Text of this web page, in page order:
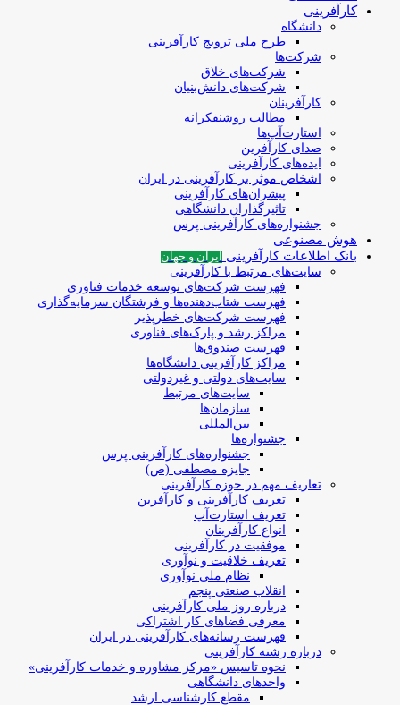
کارآفرینی
دانشگاه
طرح ملی ترویج کارآفرینی
شرکت‌ها
شرکت‌های خلاق
شرکت‌های دانش‌بنیان
کارآفرینان
مطالب روشنفکرانه
استارت‌آپ‌ها
صدای کارآفرین
ایده‌های کارآفرینی
اشخاص موثر بر کارآفرینی در ایران
پیشران‌های کارآفرینی
تاثیرگذاران دانشگاهی
جشنواره‌های کارآفرینی‌ پرس
هوش مصنوعی
بانک اطلاعات کارآفرینی
ایران و جهان
سایت‌های مرتبط با کارآفرینی
فهرست شرکت‌های‌‌ توسعه‌ خدمات فناوری
فهرست شتاب‌دهنده‌ها‌ و فرشتگان‌ سرمایه‌گذاری
فهرست شرکت‌های خطرپذیر
مراکز رشد و پارک‌های فناوری
فهرست صندوق‌ها
مراکز کارآفرینی دانشگاه‌ها
سایت‌های دولتی و غیردولتی
سایت‌های مرتبط
سازمان‌ها
بین‌المللی
جشنواره‌ها
جشنواره‌های کارآفرینی‌ پرس
جایزه مصطفی (ص)
تعاریف مهم در حوزه کارآفرینی
تعریف کارآفرینی و کارآفرین
تعریف استارت‌آپ
انواع کارآفرینان
موفقیت در کارآفرینی
تعریف خلاقیت و نوآوری
نظام ملی نوآوری
انقلاب صنعتی پنجم
درباره روز ملی کارآفرینی
معرفی فضاهای کار اشتراکی
فهرست رسانه‌های کارآفرینی در ایران
درباره رشته کارآفرینی
نحوه تاسیس «مرکز مشاوره و خدمات کارآفرینی»
واحدهای دانشگاهی
مقطع کارشناسی ارشد